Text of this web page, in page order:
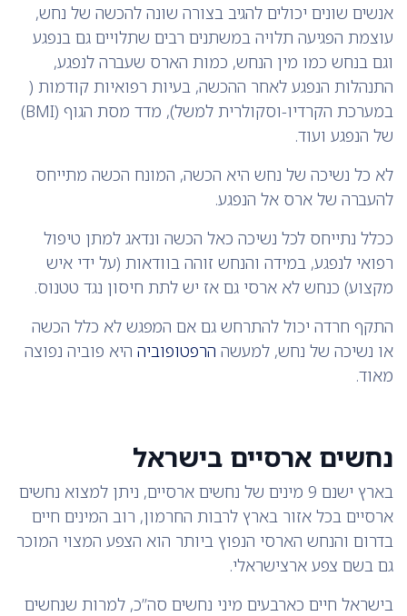
אנשים שונים יכולים להגיב בצורה שונה להכשה של נחש,
עוצמת הפגיעה תלויה במשתנים רבים שתלויים גם בנפגע
וגם בנחש כמו מין הנחש, כמות הארס שעברה לנפגע,
התנהלות הנפגע לאחר ההכשה, בעיות רפואיות קודמות (
במערכת הקרדיו-וסקולרית למשל), מדד מסת הגוף (BMI)
של הנפגע ועוד.
לא כל נשיכה של נחש היא הכשה, המונח הכשה מתייחס
להעברה של ארס אל הנפגע.
ככלל נתייחס לכל נשיכה כאל הכשה ונדאג למתן טיפול
רפואי לנפגע, במידה והנחש זוהה בוודאות (על ידי איש
מקצוע) כנחש לא ארסי גם אז יש לתת חיסון נגד טטנוס.
התקף חרדה יכול להתרחש גם אם המפגש לא כלל הכשה
או נשיכה של נחש, למעשה הרפטופוביה היא פוביה נפוצה
מאוד.
נחשים ארסיים בישראל
בארץ ישנם 9 מינים של נחשים ארסיים, ניתן למצוא נחשים
ארסיים בכל אזור בארץ לרבות החרמון, רוב המינים חיים
בדרום והנחש הארסי הנפוץ ביותר הוא הצפע המצוי המוכר
גם בשם צפע ארצישראלי.
בישראל חיים כארבעים מיני נחשים סה’’כ, למרות שנחשים